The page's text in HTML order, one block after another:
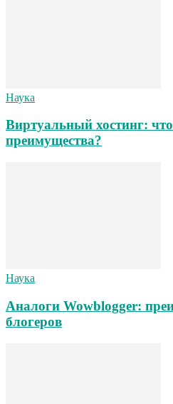
Наука
Виртуальный хостинг: что
преимущества?
Наука
Аналоги Wowblogger:
блогеров